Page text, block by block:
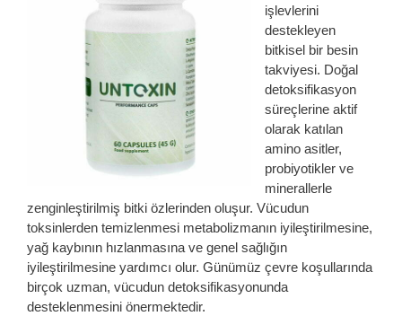
işlevlerini
destekleyen
bitkisel bir besin
takviyesi. Doğal
detoksifikasyon
süreçlerine aktif
olarak katılan
amino asitler,
probiyotikler ve
minerallerle
zenginleştirilmiş bitki özlerinden oluşur. Vücudun
toksinlerden temizlenmesi metabolizmanın iyileştirilmesine,
yağ kaybının hızlanmasına ve genel sağlığın
iyileştirilmesine yardımcı olur. Günümüz çevre koşullarında
birçok uzman, vücudun detoksifikasyonunda
desteklenmesini önermektedir.